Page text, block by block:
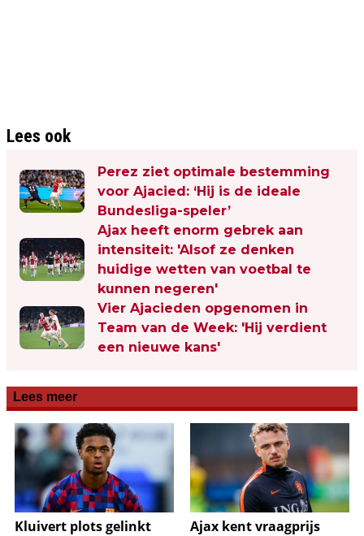
Lees ook
Perez ziet optimale bestemming
voor Ajacied: ‘Hij is de ideale
Bundesliga-speler’
Ajax heeft enorm gebrek aan
intensiteit: 'Alsof ze denken
huidige wetten van voetbal te
kunnen negeren'
Vier Ajacieden opgenomen in
Team van de Week: 'Hij verdient
een nieuwe kans'